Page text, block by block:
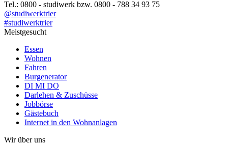
Tel.: 0800 - studiwerk bzw. 0800 - 788 34 93 75
@studiwerktrier
#studiwerktrier
Meistgesucht
Essen
Wohnen
Fahren
Burgenerator
DI MI DO
Darlehen & Zuschüsse
Jobbörse
Gästebuch
Internet in den Wohnanlagen
Wir über uns